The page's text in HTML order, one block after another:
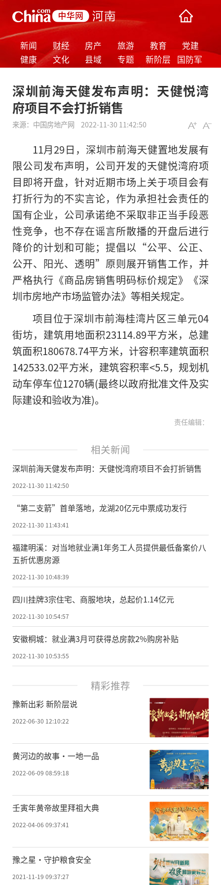
新闻 财经 房产 旅游 教育
党建
健康
文化 县域 专题 新阶层
国防军
深圳前海天健发布声明：天健悦湾
府项目不会打折销售
来源： 中国房地产网 2022-11-30 11:42:50
11月29日，深圳市前海天健置地发展有
限公司发布声明，公司开发的天健悦湾府项
目即将开盘，针对近期市场上关于项目会有
打折行为的不实言论，作为承担社会责任的
国有企业，公司承诺绝不采取非正当手段恶
性竞争，也不存在谣言所散播的开盘后进行
降价的计划和可能；提倡以“公平、公正、
公开、阳光、透明”原则展开销售工作，并
严格执行《商品房销售明码标价规定》《深
圳市房地产市场监管办法》等相关规定。
项目位于深圳市前海桂湾片区三单元04
街坊，建筑用地面积23114.89平方米，总建
筑面积180678.74平方米，计容积率建筑面积
142533.02平方米，建筑容积率<5.5，规划机
动车停车位1270辆(最终以政府批准文件及实
际建设和验收为准)。
责任编辑：
相关新闻
深圳前海天健发布声明：天健悦湾府项目不会打折销售
2022-11-30 11:42:50
“第二支箭”首单落地，龙湖20亿元中票成功发行
2022-11-30 11:43:41
福建明溪：对当地就业满1年务工人员提供最低备案价八
五折优惠房源
2022-11-30 10:48:39
四川挂牌3宗住宅、商服地块，总起价1.14亿元
2022-11-30 10:54:57
安徽桐城：就业满3月可获得总房款2%购房补贴
2022-11-30 10:53:55
精彩推荐
豫新出彩 新阶层说
2022-06-30 12:10:22
黄河边的故事·一地一品
2022-06-09 08:59:18
壬寅年黄帝故里拜祖大典
2022-04-06 09:37:41
豫之星·守护粮食安全
2021-11-19 09:37:27